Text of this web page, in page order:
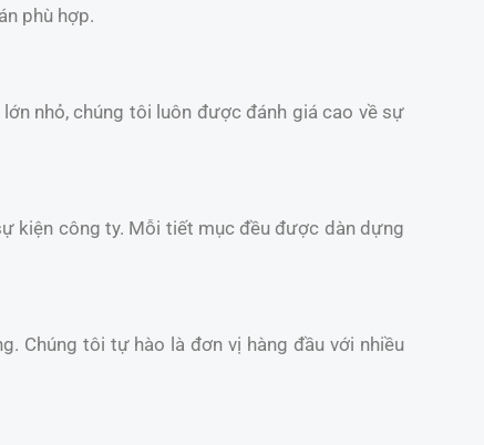
phù hợp.
nhỏ, chúng tôi luôn được đánh giá cao về sự
kiện công ty. Mỗi tiết mục đều được dàn dựng
Chúng tôi tự hào là đơn vị hàng đầu với nhiều